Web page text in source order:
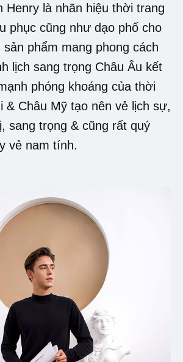
Henry là nhãn hiệu thời trang
phục cũng như dạo phố cho
sản phẩm mang phong cách
lịch sang trọng Châu Âu kết
phóng khoáng của thời
& Châu Mỹ tạo nên vẻ lịch sự,
sang trọng & cũng rất quý
vẻ nam tính.